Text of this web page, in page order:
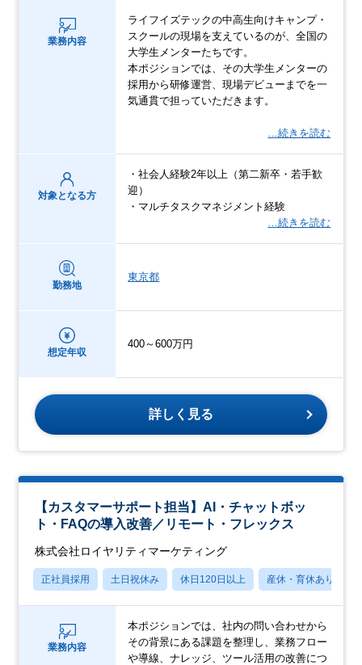
業務内容
ライフイズテックの中高生向けキャンプ・
スクールの現場を支えているのが、全国の
大学生メンターたちです。
本ポジションでは、その大学生メンターの
採用から研修運営、現場デビューまでを一
気通貫で担っていただきます。
…続きを読む
対象となる方
・社会人経験2年以上（第二新卒・若手歓
迎）
・マルチタスクマネジメント経験
…続きを読む
勤務地
東京都
想定年収
400～600万円
詳しく見る
【カスタマーサポート担当】AI・チャットボッ
ト・FAQの導入改善／リモート・フレックス
株式会社ロイヤリティマーケティング
正社員採用 土日祝休み 休日120日以上 産休・育休あり
業務内容
本ポジションでは、社内の問い合わせから
その背景にある課題を整理し、業務フロー
や導線、ナレッジ、ツール活用の改善につ